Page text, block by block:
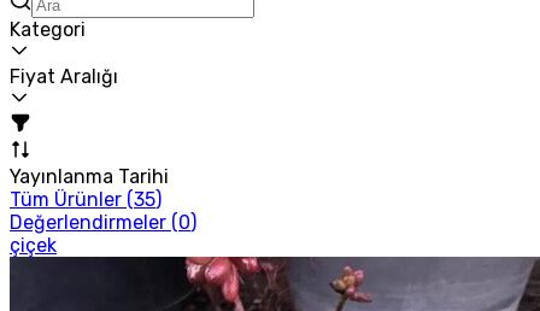
Kategori
Fiyat Aralığı
Yayınlanma Tarihi
Tüm Ürünler (35)
Değerlendirmeler (0)
çiçek